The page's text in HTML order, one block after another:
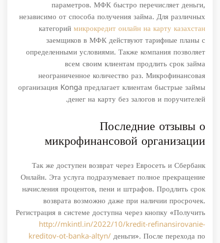
параметров. МФК быстро перечисляет деньги,
независимо от способа получения займа. Для различных
категориймикрокредит онлайн на карту казахстан
заемщиков в МФК действуют тарифные планы с
определенными условиями. Также компания позволяет
всем своим клиентам продлить срок займа
неограниченное количество раз. Микрофинансовая
организация Konga предлагает клиентам быстрые займы
денег на карту без залогов и поручителей.
Последние отзывы о
микрофинансовой организации
Так же доступен возврат через Евросеть и Сбербанк
Онлайн. Эта услуга подразумевает полное прекращение
начисления процентов, пени и штрафов. Продлить срок
возврата возможно даже при наличии просрочек.
Регистрация в системе доступна через кнопку «Получить
http://mkintl.in/2022/10/kredit-refinansirovanie-
kreditov-ot-banka-altyn/деньги». После перехода по